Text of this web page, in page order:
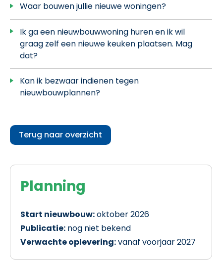
Waar bouwen jullie nieuwe woningen?
Ik ga een nieuwbouwwoning huren en ik wil
graag zelf een nieuwe keuken plaatsen. Mag
dat?
Kan ik bezwaar indienen tegen
nieuwbouwplannen?
Terug naar overzicht
Planning
Start nieuwbouw:oktober 2026
Publicatie: nog niet bekend
Verwachte oplevering:vanaf voorjaar 2027